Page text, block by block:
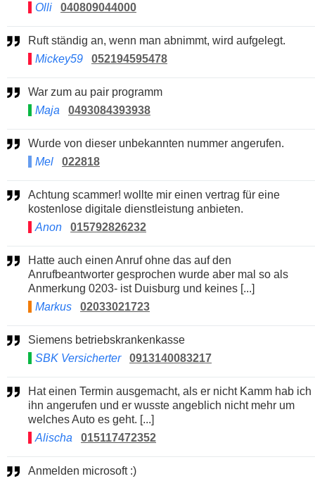
Olli
040809044000
Ruft ständig an, wenn man abnimmt, wird aufgelegt.
Mickey59
052194595478
War zum au pair programm
Maja
0493084393938
Wurde von dieser unbekannten nummer angerufen.
Mel
022818
Achtung scammer! wollte mir einen vertrag für eine
kostenlose digitale dienstleistung anbieten.
Anon
015792826232
Hatte auch einen Anruf ohne das auf den
Anrufbeantworter gesprochen wurde aber mal so als
Anmerkung 0203- ist Duisburg und keines [...]
Markus
02033021723
Siemens betriebskrankenkasse
SBK Versicherter
0913140083217
Hat einen Termin ausgemacht, als er nicht Kamm hab ich
ihn angerufen und er wusste angeblich nicht mehr um
welches Auto es geht. [...]
Alischa
015117472352
Anmelden microsoft :)